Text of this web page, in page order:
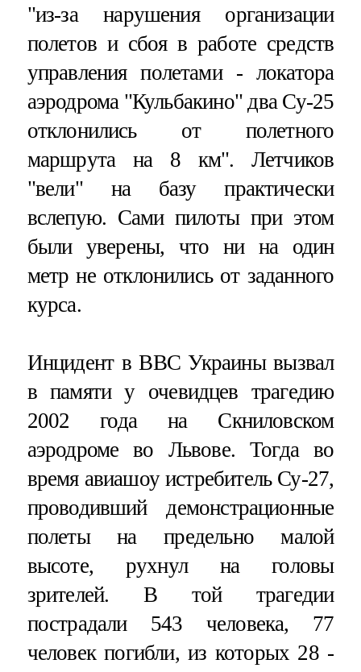
"из-за нарушения организации
полетов и сбоя в работе средств
управления полетами - локатора
аэродрома "Кульбакино" два Су-25
отклонились от полетного
маршрута на 8 км". Летчиков
"вели" на базу практически
вслепую. Сами пилоты при этом
были уверены, что ни на один
метр не отклонились от заданного
курса.
Инцидент в ВВС Украины вызвал
в памяти у очевидцев трагедию
2002 года на Скниловском
аэродроме во Львове. Тогда во
время авиашоу истребитель Су-27,
проводивший демонстрационные
полеты на предельно малой
высоте, рухнул на головы
зрителей. В той трагедии
пострадали 543 человека, 77
человек погибли, из которых 28 -